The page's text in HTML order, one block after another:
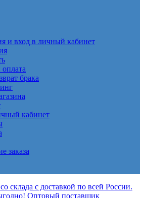
и вход в личный кабинет
оплата
брака
кабинет
заказа